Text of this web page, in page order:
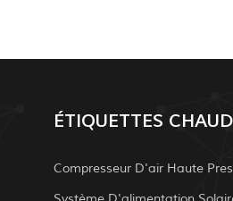
ÉTIQUETTES
Compresseur D'air Haute